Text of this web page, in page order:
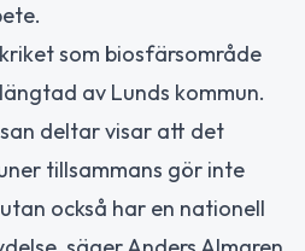
som biosfärsområde
av Lunds kommun.
deltar visar att det
tillsammans gör inte
också har en nationell